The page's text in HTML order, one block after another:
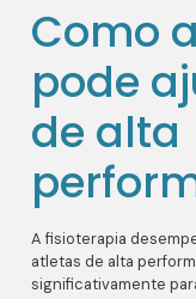
Como
pode
de alta
A fisioterapia
atletas de alta
significativamente